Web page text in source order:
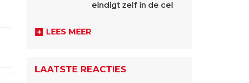
eindigt zelf in de cel
LEES MEER
LAATSTE REACTIES